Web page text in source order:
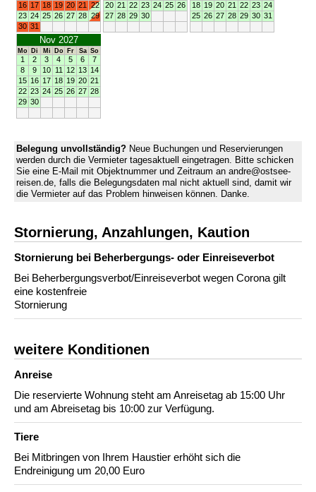
16 17 18 19 20 21
22
23 24 25 26 27 28 29
30 31
20 21 22 23 24 25 26
27 28 29 30
18 19 20 21 22 23 24
25 26 27 28 29 30 31
Nov 2027
Mo Di Mi Do Fr Sa So
1 2 3 4 5 6
7
8
9 10 11 12 13 14
15 16 17 18 19 20 21
22 23 24 25 26 27 28
29 30
Belegung unvollständig? Neue Buchungen und Reservierungen
werden durch die Vermieter tagesaktuell eingetragen. Bitte schicken
Sie eine E-Mail mit Objektnummer und Zeitraum an andre@ostsee-
reisen.de, falls die Belegungsdaten mal nicht aktuell sind, damit wir
die Vermieter auf das Problem hinweisen können. Danke.
Stornierung, Anzahlungen, Kaution
Stornierung bei Beherbergungs- oder Einreiseverbot
Bei Beherbergungsverbot/Einreiseverbot wegen Corona gilt
eine kostenfreie
Stornierung
weitere Konditionen
Anreise
Die reservierte Wohnung steht am Anreisetag ab 15:00 Uhr
und am Abreisetag bis 10:00 zur Verfügung.
Tiere
Bei Mitbringen von Ihrem Haustier erhöht sich die
Endreinigung um 20,00 Euro